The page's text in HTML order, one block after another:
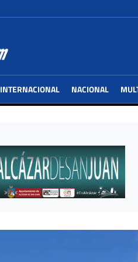
INTERNACIONAL NACIONAL